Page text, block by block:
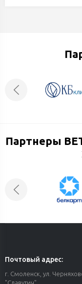
Партнеры
Почтовый адрес:
г. Смоленск, ул.
"Славутич"